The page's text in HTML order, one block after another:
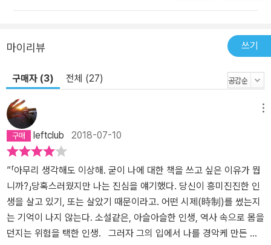
들었다. 소련 시절 모스크바 언더그라운드 문학계에서 활동하면서 만
든 이 예명을 그는 평생 사용하고 있다. 우리에게는 낯선 이름이지만,
에서 데뷔작의 성공과 연이어 발표한 책의 호평으로 이미 유명 인사
였으며, 러시아에서는 알렉산드르 두긴과 함께 <민족볼셰비키당>을
창당하고 강제 수용소를 거쳐 현재는 반(反)푸틴 운동의 주역으로 활
발히 활동하고 있다. 일흔이 넘은 나이에도 러시아 젊은이들에게는
록스타적 이미지로 받아들여지는, 꺼지지 않는 불꽃같은 존재다. 19
43년 소련에서 하급 체카 요원의 아들로 태어난 리모노프는 어린 시
절부터 아버지를 동경하며 자랐다. 아버지의 군화를 닦아 광내면서,
적군(赤軍) 거리를 걸으면서 전쟁 영웅이 된 자신의 미래를 상상했
다. 그러나 강인한 영웅인 줄 알았던 아버지는 일개 사병, 공장 앞에서
보초나 서는 인물이었고 결국 적군 거리에서 쫓겨나 우크라이나 하리
코프의 시골 동네로 이주한다. 아버지처럼은 살지 않으리라 결심한
마이리뷰 쓰기
구매자 (3) 전체 (27)
leftclub 2018-07-10
”「아무리 생각해도 이상해. 굳이 나에 대한 책을 쓰고 싶은 이유가 뭡
니까?」당혹스러웠지만 나는 진심을 얘기했다. 당신이 흥미진진한 인
생을 살고 있기, 또는 살았기 때문이라고. 어떤 시제(時制)를 썼는지
는 기억이 나지 않는다. 소설같은, 아슬아슬한 인생, 역사 속으로 몸을
던지는 위험을 택한 인생. 그러자 그의 입에서 나를 경악케 만든 한